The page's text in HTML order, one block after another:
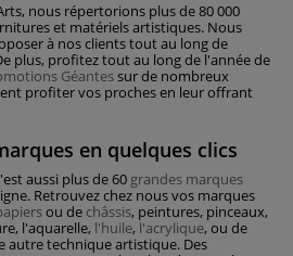
nous répertorions plus de 80 000
et matériels artistiques. Nous
à nos clients tout au long de
plus, profitez tout au long de l'année de
Géantessur de nombreux
profiter vos proches en leur offrant
en quelques clics
aussi plus de 60 grandes marques
Retrouvez chez nous vos marques
ou de châssis, peintures, pinceaux,
l'aquarelle, l'huile, l'acrylique, ou de
autre technique artistique. Des